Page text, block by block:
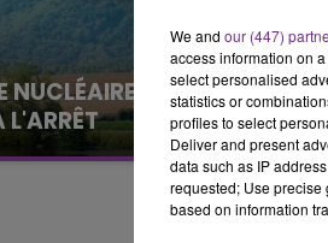
NUCLÉAIRE DE CHOOZ
L'ARRÊT
semaine que la centrale
est à l'arrêt. Une situation
intense qui est
We and our (447)
access information on
select personalised
statistics or
profiles to select
Deliver and present
data such as IP
requested; Use precise
based on information